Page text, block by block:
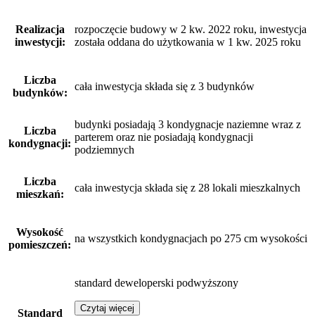
Realizacja
inwestycji:
rozpoczęcie budowy w 2 kw. 2022 roku, inwestycja
została oddana do użytkowania w 1 kw. 2025 roku
Liczba
budynków:
cała inwestycja składa się z 3 budynków
Liczba
kondygnacji:
budynki posiadają 3 kondygnacje naziemne wraz z
parterem oraz nie posiadają kondygnacji
podziemnych
Liczba
mieszkań:
cała inwestycja składa się z 28 lokali mieszkalnych
Wysokość
pomieszczeń:
na wszystkich kondygnacjach po 275 cm wysokości
Standard
standard deweloperski podwyższony
Czytaj więcej